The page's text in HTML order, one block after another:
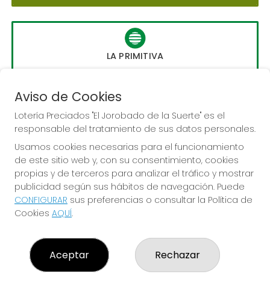
LA PRIMITIVA
PRÓXIMO BOTE MILLONARIO:
56.000.000€
JUGAR LA PRIMITIVA
¿Quiénes somos?
Comprar lotería
Resultados
Aviso de Cookies
Lotería Preciados "El Jorobado de la Suerte" es el
responsable del tratamiento de sus datos personales.
Usamos cookies necesarias para el funcionamiento
de este sitio web y, con su consentimiento, cookies
propias y de terceros para analizar el tráfico y mostrar
publicidad según sus hábitos de navegación. Puede
CONFIGURAR sus preferencias o consultar la Política de
Cookies AQUÍ.
Aceptar Rechazar